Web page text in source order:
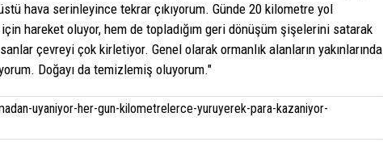
hava serinleyince tekrar çıkıyorum. Günde 20 kilometre yol
hareket oluyor, hem de topladığım geri dönüşüm şişelerini satarak
çevreyi çok kirletiyor. Genel olarak ormanlık alanların yakınlarında
Doğayı da temizlemiş oluyorum."